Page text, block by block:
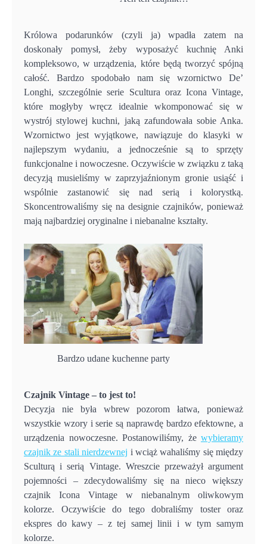
Królowa podarunków (czyli ja) wpadła zatem na
doskonały pomysł, żeby wyposażyć kuchnię Anki
kompleksowo, w urządzenia, które będą tworzyć spójną
całość. Bardzo spodobało nam się wzornictwo De’
Longhi, szczególnie serie Scultura oraz Icona Vintage,
które mogłyby wręcz idealnie wkomponować się w
wystrój stylowej kuchni, jaką zafundowała sobie Anka.
Wzornictwo jest wyjątkowe, nawiązuje do klasyki w
najlepszym wydaniu, a jednocześnie są to sprzęty
funkcjonalne i nowoczesne. Oczywiście w związku z taką
decyzją musieliśmy w zaprzyjaźnionym gronie usiąść i
wspólnie zastanowić się nad serią i kolorystką.
Skoncentrowaliśmy się na designie czajników, ponieważ
mają najbardziej oryginalne i niebanalne kształty.
Bardzo udane kuchenne party
Czajnik Vintage – to jest to!
Decyzja nie była wbrew pozorom łatwa, ponieważ
wszystkie wzory i serie są naprawdę bardzo efektowne, a
urządzenia nowoczesne. Postanowiliśmy, że wybieramy
czajnik ze stali nierdzewnej i wciąż wahaliśmy się między
Sculturą i serią Vintage. Wreszcie przeważył argument
pojemności – zdecydowaliśmy się na nieco większy
czajnik Icona Vintage w niebanalnym oliwkowym
kolorze. Oczywiście do tego dobraliśmy toster oraz
ekspres do kawy – z tej samej linii i w tym samym
kolorze.